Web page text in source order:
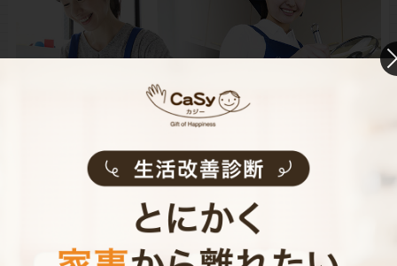
CaSyは、1時間2,790円(税込)からお使いいただけるカン
タン･便利･あんしんなお掃除代行･お料理代行サービスで